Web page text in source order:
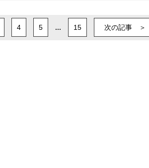
4 5 ... 15 次の記事 ＞